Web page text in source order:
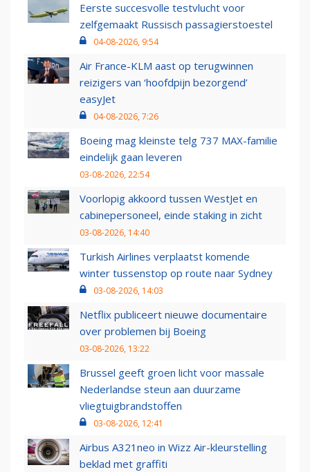
Eerste succesvolle testvlucht voor
zelfgemaakt Russisch passagierstoestel
04-08-2026, 9:54
Air France-KLM aast op terugwinnen
reizigers van ‘hoofdpijn bezorgend’
easyJet
04-08-2026, 7:26
Boeing mag kleinste telg 737 MAX-familie
eindelijk gaan leveren
03-08-2026, 22:54
Voorlopig akkoord tussen WestJet en
cabinepersoneel, einde staking in zicht
03-08-2026, 14:40
Turkish Airlines verplaatst komende
winter tussenstop op route naar Sydney
03-08-2026, 14:03
Netflix publiceert nieuwe documentaire
over problemen bij Boeing
03-08-2026, 13:22
Brussel geeft groen licht voor massale
Nederlandse steun aan duurzame
vliegtuigbrandstoffen
03-08-2026, 12:41
Airbus A321neo in Wizz Air-kleurstelling
beklad met graffiti